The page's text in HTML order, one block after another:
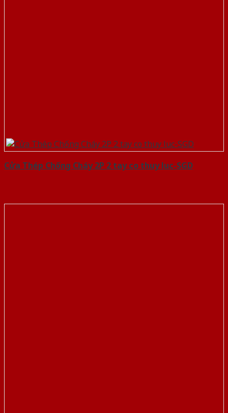
Cửa Thép Chống Cháy 2P 2 tay co thuy luc-SGD